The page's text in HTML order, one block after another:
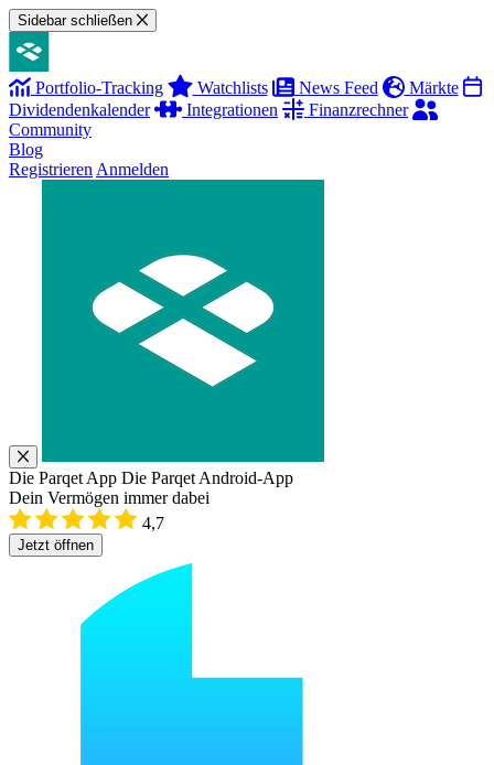
Sidebar schließen
Portfolio-Tracking Watchlists News Feed
Märkte
Dividendenkalender
Integrationen
Finanzrechner
Community
Blog
Registrieren Anmelden
Die Parqet App Die Parqet Android-App
Dein Vermögen immer dabei
4,7
Jetzt öffnen